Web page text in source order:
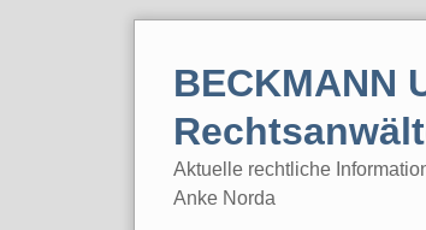
BECKMANN
Aktuelle rechtliche
Anke Norda